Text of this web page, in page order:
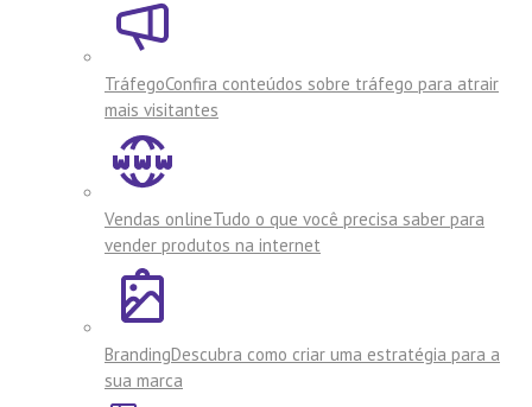
TráfegoConfira conteúdos sobre tráfego para atrair
mais visitantes
Vendas onlineTudo o que você precisa saber para
vender produtos na internet
BrandingDescubra como criar uma estratégia para a
sua marca